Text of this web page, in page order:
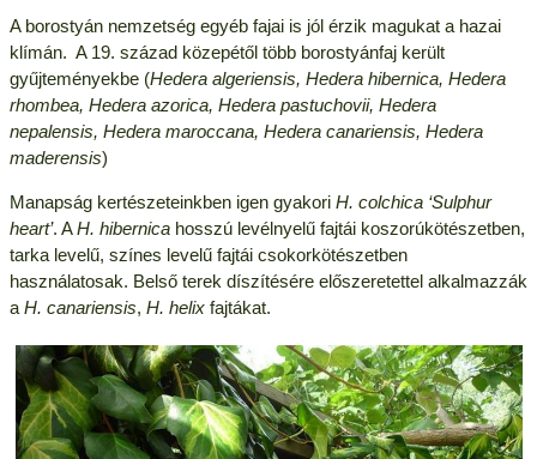
A borostyán nemzetség egyéb fajai is jól érzik magukat a hazai
klímán. A 19. század közepétől több borostyánfaj került
gyűjteményekbe (Hedera algeriensis, Hedera hibernica, Hedera
rhombea, Hedera azorica, Hedera pastuchovii, Hedera
nepalensis, Hedera maroccana, Hedera canariensis, Hedera
maderensis)
Manapság kertészeteinkben igen gyakori H. colchica ‘Sulphur
heart’. AH. hibernicahosszú levélnyelű fajtái koszorúkötészetben,
tarka levelű, színes levelű fajtái csokorkötészetben
használatosak. Belső terek díszítésére előszeretettel alkalmazzák
aH. canariensis, H. helixfajtákat.